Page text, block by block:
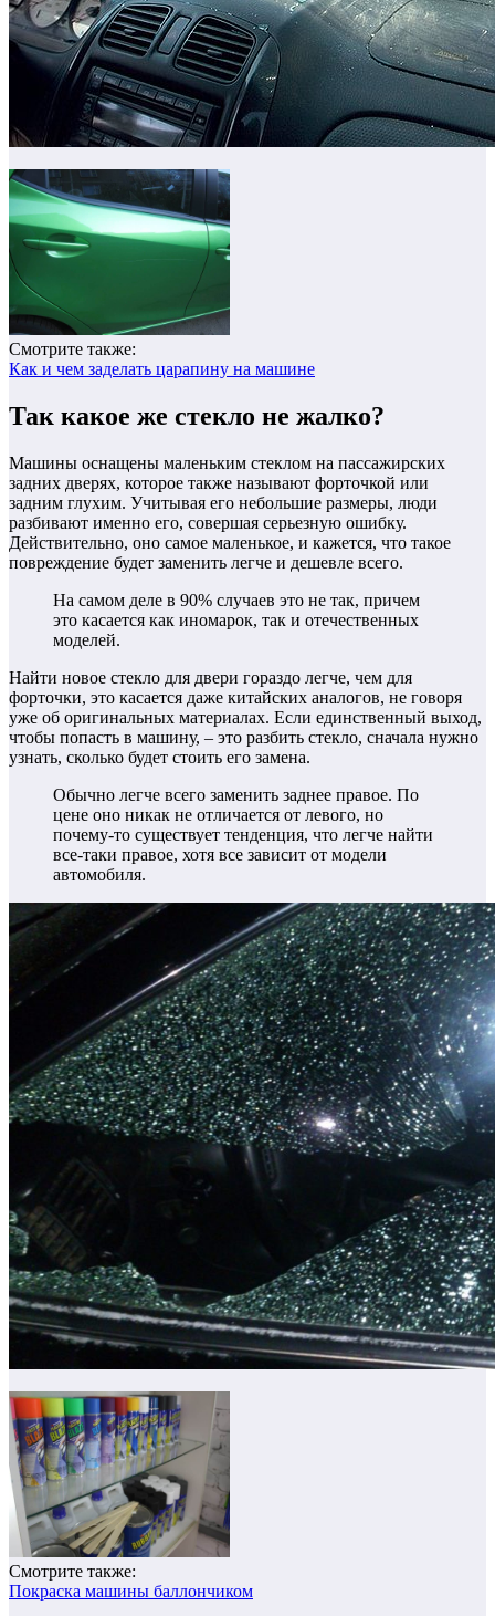
Смотрите также:
Как и чем заделать царапину на машине
Так какое же стекло не жалко?
Машины оснащены маленьким стеклом на пассажирских
задних дверях, которое также называют форточкой или
задним глухим. Учитывая его небольшие размеры, люди
разбивают именно его, совершая серьезную ошибку.
Действительно, оно самое маленькое, и кажется, что такое
повреждение будет заменить легче и дешевле всего.
На самом деле в 90% случаев это не так, причем
это касается как иномарок, так и отечественных
моделей.
Найти новое стекло для двери гораздо легче, чем для
форточки, это касается даже китайских аналогов, не говоря
уже об оригинальных материалах. Если единственный выход,
чтобы попасть в машину, – это разбить стекло, сначала нужно
узнать, сколько будет стоить его замена.
Обычно легче всего заменить заднее правое. По
цене оно никак не отличается от левого, но
почему-то существует тенденция, что легче найти
все-таки правое, хотя все зависит от модели
автомобиля.
Смотрите также:
Покраска машины баллончиком